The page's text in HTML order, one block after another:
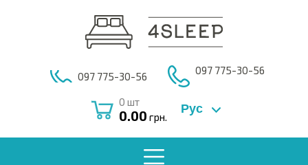
097 775-30-56 097 775-30-56
0 шт
0.00 грн.
Рус